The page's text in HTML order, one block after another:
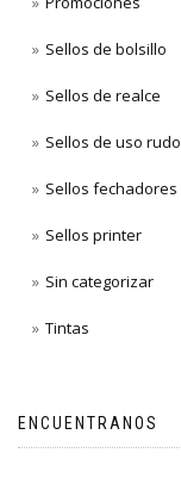
Sellos de bolsillo
Sellos de realce
Sellos de uso rudo
Sellos fechadores
Sellos printer
Sin categorizar
Tintas
ENCUENTRANOS